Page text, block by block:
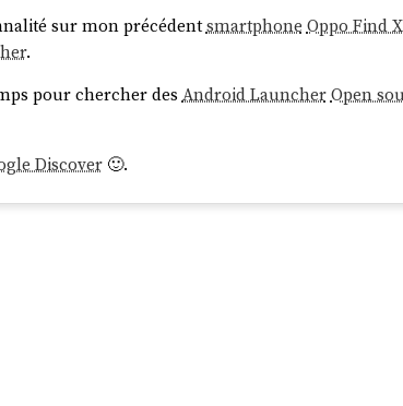
sur mon précédentsmartphone Oppo Find
.
pour chercher des Android LauncherOpen
Discover🙂.